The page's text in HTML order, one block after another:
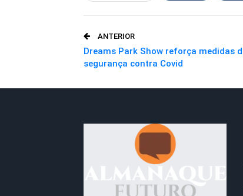
ANTERIOR
Dreams Park Show reforça medidas
segurança contra Covid